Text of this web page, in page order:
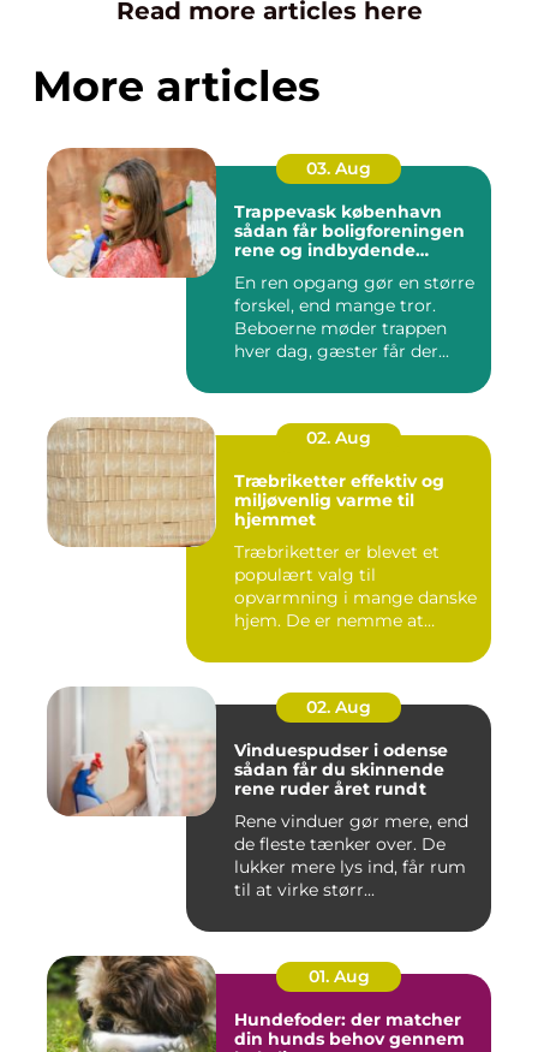
Read more articles here
More articles
03. Aug
Trappevask københavn
sådan får boligforeningen
rene og indbydende
En ren opgang gør en større
forskel, end mange tror.
Beboerne møder trappen
hver dag, gæster får der...
02. Aug
Træbriketter effektiv og
miljøvenlig varme til
hjemmet
Træbriketter er blevet et
populært valg til
opvarmning i mange danske
hjem. De er nemme at
02. Aug
Vinduespudser i odense
sådan får du skinnende
rene ruder året rundt
Rene vinduer gør mere, end
de fleste tænker over. De
lukker mere lys ind, får rum
til at virke størr...
01. Aug
Hundefoder: der matcher
din hunds behov gennem